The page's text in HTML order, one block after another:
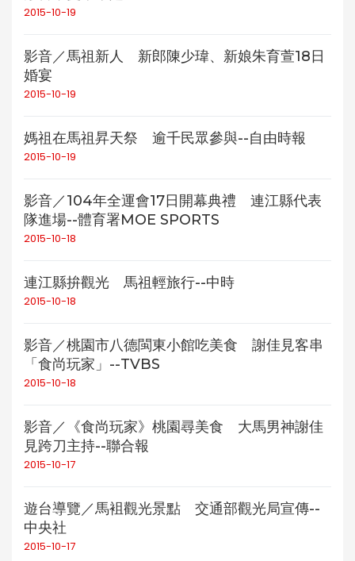
2015-10-19
影音／馬祖新人 新郎陳少瑋、新娘朱育萱18日
婚宴
2015-10-19
媽祖在馬祖昇天祭 逾千民眾參與--自由時報
2015-10-19
影音／104年全運會17日開幕典禮 連江縣代表
隊進場--體育署MOE SPORTS
2015-10-18
連江縣拚觀光 馬祖輕旅行--中時
2015-10-18
影音／桃園市八德閩東小館吃美食 謝佳見客串
「食尚玩家」--TVBS
2015-10-18
影音／《食尚玩家》桃園尋美食 大馬男神謝佳
見跨刀主持--聯合報
2015-10-17
遊台導覽／馬袓觀光景點 交通部觀光局宣傳--
中央社
2015-10-17